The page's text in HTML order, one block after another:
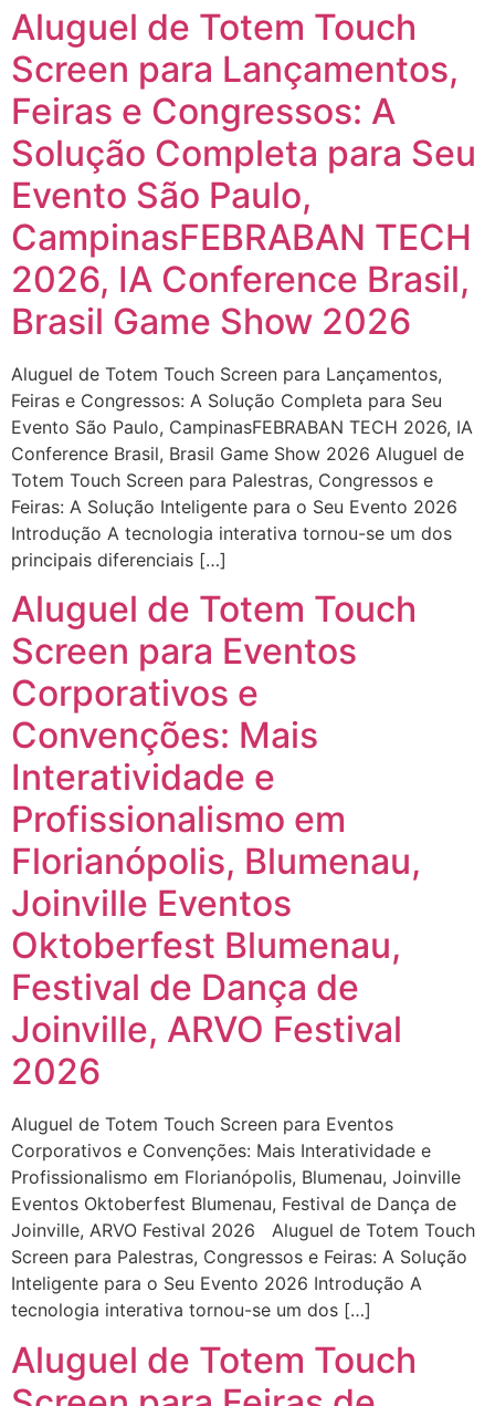
Aluguel de Totem Touch
Screen para Lançamentos,
Feiras e Congressos: A
Solução Completa para Seu
Evento São Paulo,
CampinasFEBRABAN TECH
2026, IA Conference Brasil,
Brasil Game Show 2026
Aluguel de Totem Touch Screen para Lançamentos,
Feiras e Congressos: A Solução Completa para Seu
Evento São Paulo, CampinasFEBRABAN TECH 2026, IA
Conference Brasil, Brasil Game Show 2026 Aluguel de
Totem Touch Screen para Palestras, Congressos e
Feiras: A Solução Inteligente para o Seu Evento 2026
Introdução A tecnologia interativa tornou-se um dos
principais diferenciais […]
Aluguel de Totem Touch
Screen para Eventos
Corporativos e
Convenções: Mais
Interatividade e
Profissionalismo em
Florianópolis, Blumenau,
Joinville Eventos
Oktoberfest Blumenau,
Festival de Dança de
Joinville, ARVO Festival
2026
Aluguel de Totem Touch Screen para Eventos
Corporativos e Convenções: Mais Interatividade e
Profissionalismo em Florianópolis, Blumenau, Joinville
Eventos Oktoberfest Blumenau, Festival de Dança de
Joinville, ARVO Festival 2026 Aluguel de Totem Touch
Screen para Palestras, Congressos e Feiras: A Solução
Inteligente para o Seu Evento 2026 Introdução A
tecnologia interativa tornou-se um dos […]
Aluguel de Totem Touch